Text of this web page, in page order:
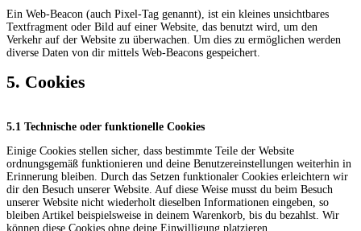
Ein Web-Beacon (auch Pixel-Tag genannt), ist ein kleines unsichtbares
Textfragment oder Bild auf einer Website, das benutzt wird, um den
Verkehr auf der Website zu überwachen. Um dies zu ermöglichen werden
diverse Daten von dir mittels Web-Beacons gespeichert.
5. Cookies
5.1 Technische oder funktionelle Cookies
Einige Cookies stellen sicher, dass bestimmte Teile der Website
ordnungsgemäß funktionieren und deine Benutzereinstellungen weiterhin in
Erinnerung bleiben. Durch das Setzen funktionaler Cookies erleichtern wir
dir den Besuch unserer Website. Auf diese Weise musst du beim Besuch
unserer Website nicht wiederholt dieselben Informationen eingeben, so
bleiben Artikel beispielsweise in deinem Warenkorb, bis du bezahlst. Wir
können diese Cookies ohne deine Einwilligung platzieren.